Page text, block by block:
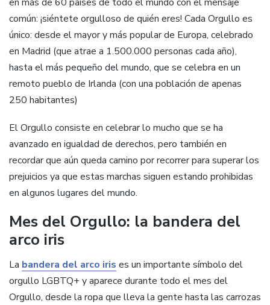
común: ¡siéntete orgulloso de quién eres! Cada Orgullo es
único: desde el mayor y más popular de Europa, celebrado
en Madrid (que atrae a 1.500.000 personas cada año),
hasta el más pequeño del mundo, que se celebra en un
remoto pueblo de Irlanda (con una población de apenas
250 habitantes)
El Orgullo consiste en celebrar lo mucho que se ha
avanzado en igualdad de derechos, pero también en
recordar que aún queda camino por recorrer para superar los
prejuicios ya que estas marchas siguen estando prohibidas
en algunos lugares del mundo.
Mes del Orgullo: la bandera del
arco iris
La bandera del arco iris es un importante símbolo del
orgullo LGBTQ+ y aparece durante todo el mes del
Orgullo, desde la ropa que lleva la gente hasta las carrozas